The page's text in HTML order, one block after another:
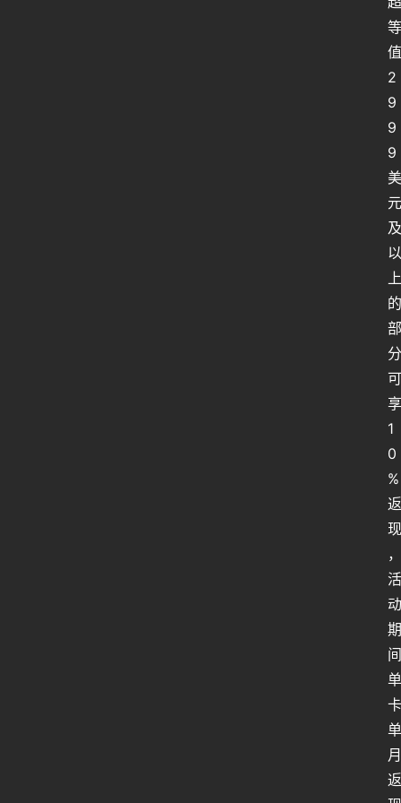
等
值
2
9
9
9
美
元
及
以
上
的
部
分
可
享
1
0
%
返
现
，
活
动
期
间
单
卡
单
月
返